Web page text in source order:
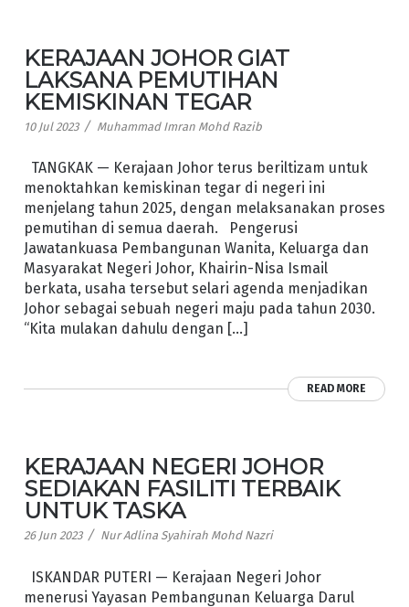
KERAJAAN JOHOR GIAT
LAKSANA PEMUTIHAN
KEMISKINAN TEGAR
10 Jul 2023 / Muhammad Imran Mohd Razib
TANGKAK — Kerajaan Johor terus beriltizam untuk
menoktahkan kemiskinan tegar di negeri ini
menjelang tahun 2025, dengan melaksanakan proses
pemutihan di semua daerah. Pengerusi
Jawatankuasa Pembangunan Wanita, Keluarga dan
Masyarakat Negeri Johor, Khairin-Nisa Ismail
berkata, usaha tersebut selari agenda menjadikan
Johor sebagai sebuah negeri maju pada tahun 2030.
“Kita mulakan dahulu dengan […]
READ MORE
KERAJAAN NEGERI JOHOR
SEDIAKAN FASILITI TERBAIK
UNTUK TASKA
26 Jun 2023 / Nur Adlina Syahirah Mohd Nazri
ISKANDAR PUTERI — Kerajaan Negeri Johor
menerusi Yayasan Pembangunan Keluarga Darul